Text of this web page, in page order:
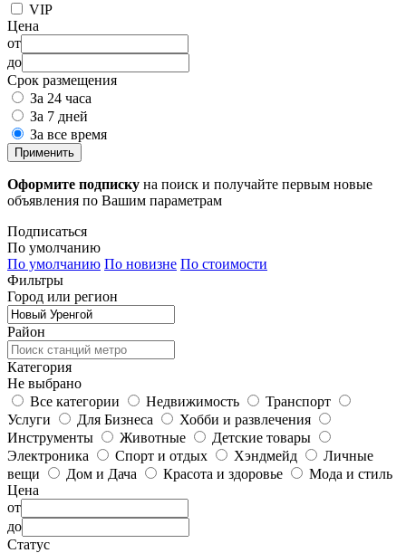
VIP
Цена
от
до
Срок размещения
За 24 часа
За 7 дней
За все время
Применить
Оформите подписку на поиск и получайте первым новые
объявления по Вашим параметрам
Подписаться
По умолчанию
По умолчанию По новизне По стоимости
Фильтры
Город или регион
Район
Категория
Не выбрано
Все категории
Недвижимость
Транспорт
Услуги
Для Бизнеса
Хобби и развлечения
Инструменты
Животные
Детские товары
Электроника
Спорт и отдых Хэндмейд
Личные
вещи
Дом и Дача Красота и здоровье
Мода и стиль
Цена
от
до
Статус